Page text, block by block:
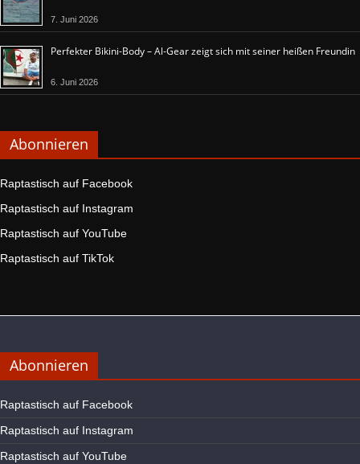
7. Juni 2026
Perfekter Bikini-Body – Al-Gear zeigt sich mit seiner heißen Freundin
6. Juni 2026
Abonnieren
Raptastisch auf Facebook
Raptastisch auf Instagram
Raptastisch auf YouTube
Raptastisch auf TikTok
Abonnieren
Raptastisch auf Facebook
Raptastisch auf Instagram
Raptastisch auf YouTube